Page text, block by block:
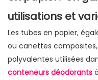
utilisations et
Les tubes en papier,
ou canettes
polyvalentes utilisées
conteneurs déodorants à